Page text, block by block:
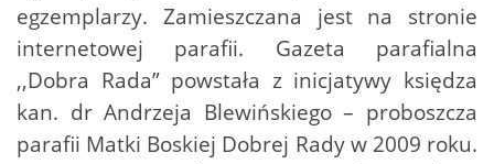
egzemplarzy. Zamieszczana jest na stronie
internetowej parafii. Gazeta parafialna
,,Dobra Rada” powstała z inicjatywy księdza
kan. dr Andrzeja Blewińskiego – proboszcza
parafii Matki Boskiej Dobrej Rady w 2009 roku.